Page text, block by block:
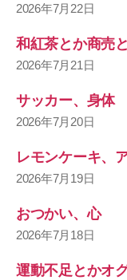
2026年7月22日
和紅茶とか商売と
2026年7月21日
サッカー、身体
2026年7月20日
レモンケーキ、
2026年7月19日
おつかい、心
2026年7月18日
運動不足とかオ